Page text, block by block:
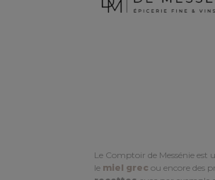
Le Comptoir de Messénie est
le miel grec ou encore des